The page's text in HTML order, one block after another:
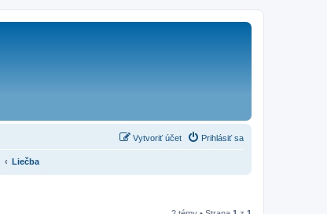
Prihlásiť sa
Vytvoriť účet
Liečba